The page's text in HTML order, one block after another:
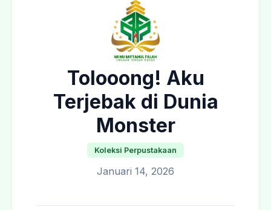
Tolooong! Aku
Terjebak di Dunia
Monster
Koleksi Perpustakaan
Januari 14, 2026